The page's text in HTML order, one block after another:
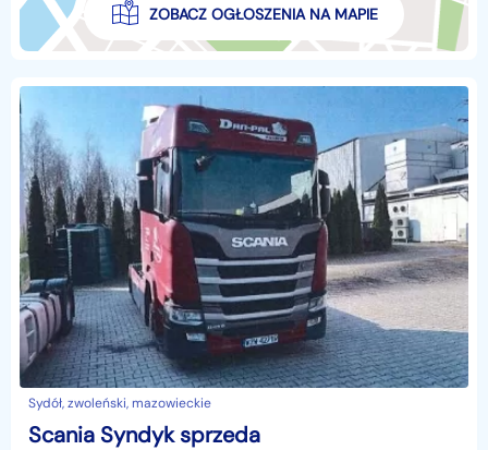
ZOBACZ OGŁOSZENIA NA MAPIE
Sydół, zwoleński, mazowieckie
Scania Syndyk sprzeda